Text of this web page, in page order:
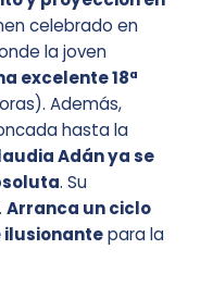
celebrado en
la joven
excelente 18ª
Además,
hasta la
Adán ya se
. Su
Arranca un ciclo
para la